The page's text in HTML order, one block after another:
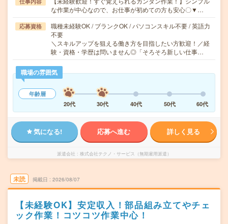
な作業が中心なので、お仕事が初めての方も安心〇▼…
応募資格
職種未経験OK / ブランクOK / パソコンスキル不要 / 英語力
不要
＼スキルアップを狙える働き方を目指したい方歓迎！／経
験・資格・学歴は問いません◎「そろそろ新しい仕事…
職場の雰囲気
年齢層
20代
30代 40代 50代 60代
気になる! 応募へ進む 詳しく見る
派遣会社 株式会社テクノ・サービス（無期雇用派遣）
未読 掲載日 2026/08/07
【未経験OK】安定収入！部品組み立てやチェ
ック作業！コツコツ作業中心！